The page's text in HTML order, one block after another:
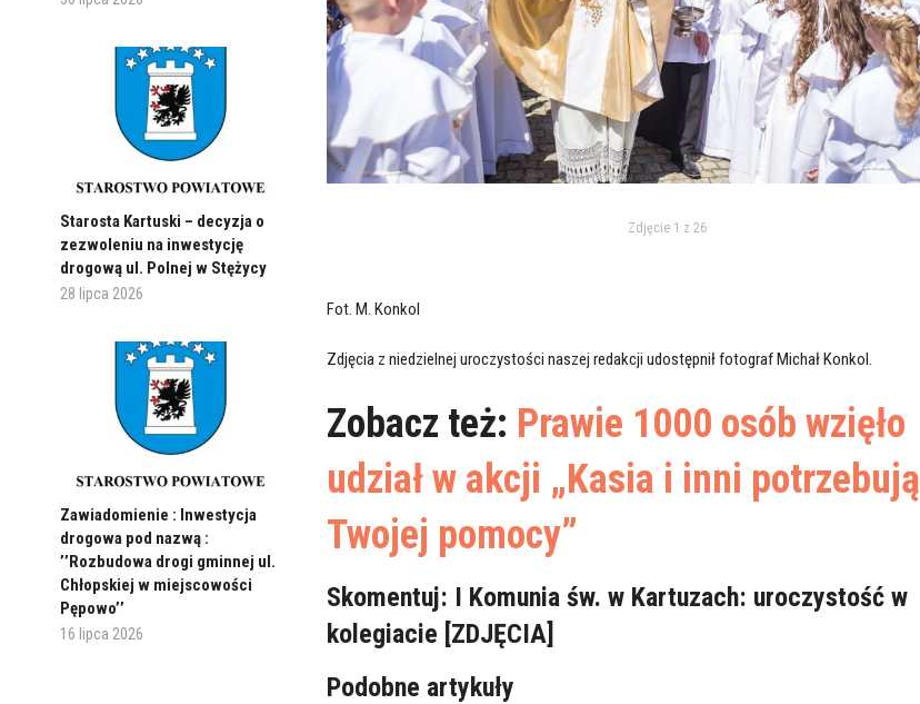
Starosta Kartuski – decyzja o
zezwoleniu na inwestycję
drogową ul. Polnej w Stężycy
28 lipca 2026
Zawiadomienie : Inwestycja
drogowa pod nazwą :
’’Rozbudowa drogi gminnej ul.
Chłopskiej w miejscowości
Pępowo’’
16 lipca 2026
Zdjęcie 1 z 26
Fot. M. Konkol
Zdjęcia z niedzielnej uroczystości naszej redakcji udostępnił fotograf Michał Konkol.
Zobacz też: Prawie 1000 osób wzięło
udział w akcji „Kasia i inni potrzebują
Twojej pomocy”
Skomentuj: I Komunia św. w Kartuzach: uroczystość w
kolegiacie [ZDJĘCIA]
Podobne artykuły